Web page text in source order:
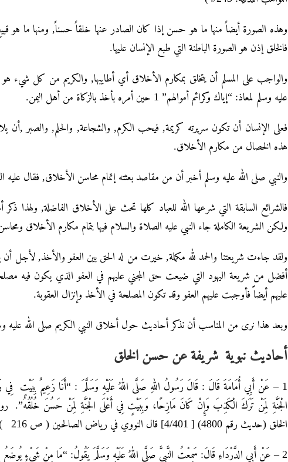
وهذه الصورة أيضاً منها ما هو حسن إذا كان الصادر عنها خلقاً حسناً, ومنها ما هو
فالخلق إذن هو الصورة الباطنة التي طبع الإنسان عليها.
والواجب على المسلم أن يتخلق بمكارم الأخلاق أي أطايبها, والكريم من كل
عليه وسلم لمعاذ: “إياك وكرائم أموالهم” 1 حين أمره بأخذ بالزكاة من أهل اليمن.
فعلى الإنسان أن تكون سريرته كريمة, فيحب الكرم, والشجاعة, والحلم, والصبر
هذه الخصال من مكارم الأخلاق.
والنبي صلى الله عليه وسلم أخبر أن من مقاصد بعثته إتمام محاسن الأخلاق, فقال
فالشرائع السابقة التي شرعها الله للعباد كلها تحث على الأخلاق الفاضلة, ولهذا
ولكن الشريعة الكاملة جاء النبي عليه الصلاة والسلام فيها بتمام مكارم الأخلاق
ولقد جاءت شريعتنا والحمد لله مكملة, خيرت من له الحق بين العفو والأخذ, لأجل
أفضل من شريعة اليهود التي ضيعت حق المجني عليهم في العفو الذي يكون فيه
عليهم أيضاًً فأوجبت عليهم العفو وقد تكون المصلحة في الأخذ وإنزال العقوبة.
وبعد هذا نرى من المناسب أن نذكر أحاديث حول أخلاق النبي الكريم صلى الله عليه
أحاديث نبوية شريفة عن حسن الخلق
1 – عَنْ أَبِي أُمَامَةَ قَالَ : قَالَ رَسُولُ اللهِ صَلَّى اللهُ عَلَيْهِ وَسَلَّمَ : “أَنَا زَعِيمٌ بِبَيْتٍ
الْجَنَّةِ لِمَنْ تَرَكَ الْكَذِبَ وَإِنْ كَانَ مَازِحًا، وَبِبَيْتٍ فِي أَعْلَى الْجَنَّةِ لِمَنْ حَسُنَ خُلُقُهُ”.
الخلق (حديث رقم 4800) [ 4/401] قال النووي في رياض الصالحين ( ص 216 ): حديث صحيح، رواه أبو داود بإسناد صحيح.
2 – عَنْ أَبِي الدَّرْدَاءِ قَالَ: سَمِعْتُ النَّبِيَّ صَلَّى اللهُ عَلَيْهِ وَسَلَّمَ يَقُولُ: “مَا مِنْ شَيْءٍ